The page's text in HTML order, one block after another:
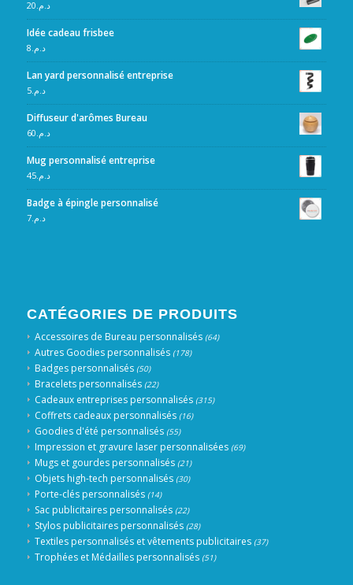
د.م. 20
Idée cadeau frisbee
د.م. 8
Lan yard personnalisé entreprise
د.م.5
Diffuseur d'arômes Bureau
د.م. 60
Mug personnalisé entreprise
د.م.45
Badge à épingle personnalisé
د.م.7
CATÉGORIES DE PRODUITS
Accessoires de Bureau personnalisés (64)
Autres Goodies personnalisés (178)
Badges personnalisés (50)
Bracelets personnalisés (22)
Cadeaux entreprises personnalisés (315)
Coffrets cadeaux personnalisés (16)
Goodies d'été personnalisés (55)
Impression et gravure laser personnalisées (69)
Mugs et gourdes personnalisés (21)
Objets high-tech personnalisés (30)
Porte-clés personnalisés (14)
Sac publicitaires personnalisés (22)
Stylos publicitaires personnalisés (28)
Textiles personnalisés et vêtements publicitaires (37)
Trophées et Médailles personnalisés (51)